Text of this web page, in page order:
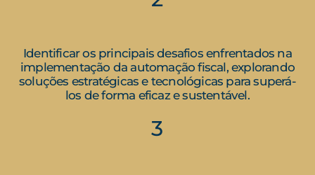
Identificar os principais desafios enfrentados na
implementação da automação fiscal, explorando
soluções estratégicas e tecnológicas para superá-
los de forma eficaz e sustentável.
3